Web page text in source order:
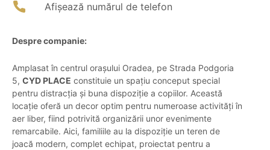
Afișează numărul de telefon
Despre companie:
Amplasat în centrul orașului Oradea, pe Strada Podgoria
5, CYD PLACE constituie un spațiu conceput special
pentru distracția și buna dispoziție a copiilor. Această
locație oferă un decor optim pentru numeroase activități în
aer liber, fiind potrivită organizării unor evenimente
remarcabile. Aici, familiile au la dispoziție un teren de
joacă modern, complet echipat, proiectat pentru a